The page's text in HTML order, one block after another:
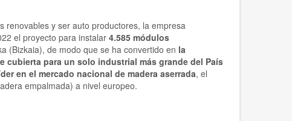
renovables y ser auto productores, la empresa
el proyecto para instalar 4.585 módulos
(Bizkaia), de modo que se ha convertido en la
cubierta para un solo industrial más grande del País
en el mercado nacional de madera aserrada, el
empalmada) a nivel europeo.